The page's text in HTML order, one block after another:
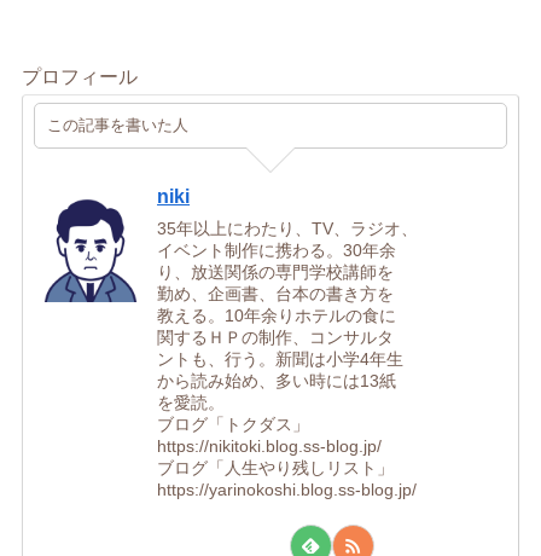
プロフィール
この記事を書いた人
niki
35年以上にわたり、TV、ラジオ、
イベント制作に携わる。30年余
り、放送関係の専門学校講師を
勤め、企画書、台本の書き方を
教える。10年余りホテルの食に
関するＨＰの制作、コンサルタ
ントも、行う。新聞は小学4年生
から読み始め、多い時には13紙
を愛読。
ブログ「トクダス」
https://nikitoki.blog.ss-blog.jp/
ブログ「人生やり残しリスト」
https://yarinokoshi.blog.ss-blog.jp/